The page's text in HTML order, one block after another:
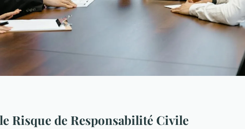
Risque de Responsabilité Civile